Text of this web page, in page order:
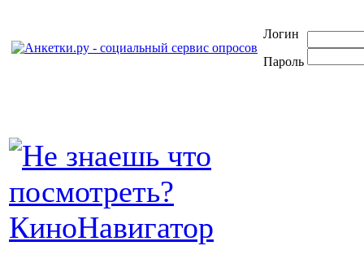
Логин
Пароль